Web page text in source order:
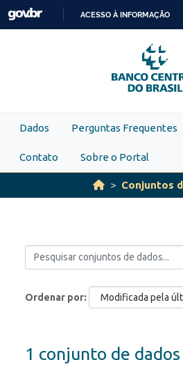
Skip to main content
PARA
O
ACESSO À INFORMAÇÃO
Dados Perguntas Frequentes
Contato Sobre o Portal
Conjuntos
Ordenar por
1 conjunto de